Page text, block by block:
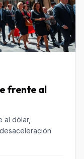
frente al
al dólar,